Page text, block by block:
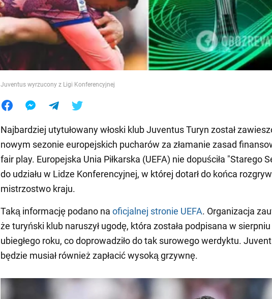
Jedzenie
Juventus wyrzucony z Ligi Konferencyjnej
Najbardziej utytułowany włoski klub Juventus Turyn został
nowym sezonie europejskich pucharów za złamanie zasad
fair play. Europejska Unia Piłkarska (UEFA) nie dopuściła "Starego
do udziału w Lidze Konferencyjnej, w której dotarł do końca
mistrzostwo kraju.
Taką informację podano na oficjalnej stronie UEFA. Organizacja
że turyński klub naruszył ugodę, która została podpisana w sierpniu
ubiegłego roku, co doprowadziło do tak surowego werdyktu.
będzie musiał również zapłacić wysoką grzywnę.